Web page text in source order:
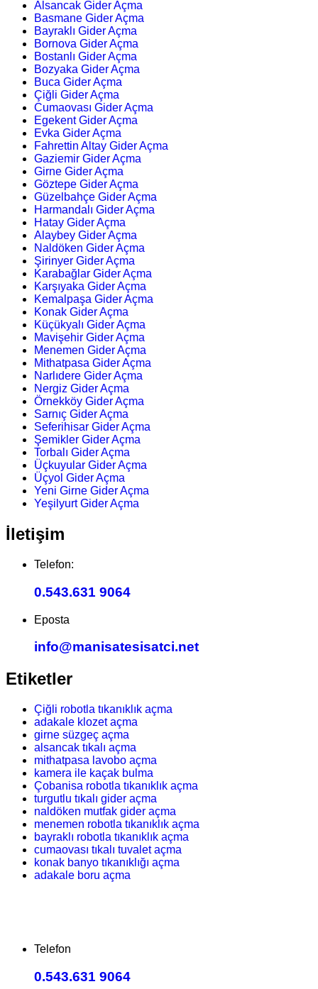
Alsancak Gider Açma
Basmane Gider Açma
Bayraklı Gider Açma
Bornova Gider Açma
Bostanlı Gider Açma
Bozyaka Gider Açma
Buca Gider Açma
Çiğli Gider Açma
Cumaovası Gider Açma
Egekent Gider Açma
Evka Gider Açma
Fahrettin Altay Gider Açma
Gaziemir Gider Açma
Girne Gider Açma
Göztepe Gider Açma
Güzelbahçe Gider Açma
Harmandalı Gider Açma
Hatay Gider Açma
Alaybey Gider Açma
Naldöken Gider Açma
Şirinyer Gider Açma
Karabağlar Gider Açma
Karşıyaka Gider Açma
Kemalpaşa Gider Açma
Konak Gider Açma
Küçükyalı Gider Açma
Mavişehir Gider Açma
Menemen Gider Açma
Mithatpasa Gider Açma
Narlıdere Gider Açma
Nergiz Gider Açma
Örnekköy Gider Açma
Sarnıç Gider Açma
Seferihisar Gider Açma
Şemikler Gider Açma
Torbalı Gider Açma
Üçkuyular Gider Açma
Üçyol Gider Açma
Yeni Girne Gider Açma
Yeşilyurt Gider Açma
İletişim
Telefon:
0.543.631 9064
Eposta
info@manisatesisatci.net
Etiketler
Çiğli robotla tıkanıklık açma
adakale klozet açma
girne süzgeç açma
alsancak tıkalı açma
mithatpasa lavobo açma
kamera ile kaçak bulma
Çobanisa robotla tıkanıklık açma
turgutlu tıkalı gider açma
naldöken mutfak gider açma
menemen robotla tıkanıklık açma
bayraklı robotla tıkanıklık açma
cumaovası tıkalı tuvalet açma
konak banyo tıkanıklığı açma
adakale boru açma
Telefon
0.543.631 9064